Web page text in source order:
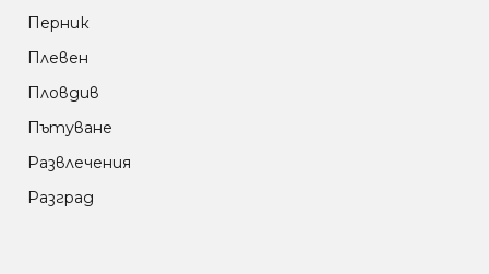
Перник
Плевен
Пловдив
Пътуване
Развлечения
Разград